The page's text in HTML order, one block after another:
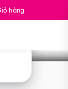
hàng